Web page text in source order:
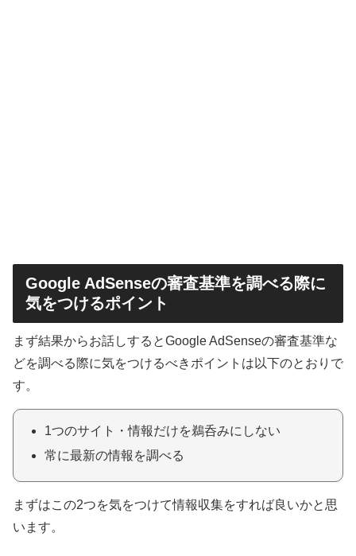
Google AdSenseの審査基準を調べる際に
気をつけるポイント
まず結果からお話しするとGoogle AdSenseの審査基準な
どを調べる際に気をつけるべきポイントは以下のとおりで
す。
1つのサイト・情報だけを鵜呑みにしない
常に最新の情報を調べる
まずはこの2つを気をつけて情報収集をすれば良いかと思
います。